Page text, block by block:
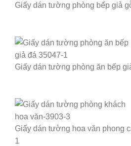
Giấy dán tường phòng bếp giả
Giấy dán tường phòng ăn bếp
Giấy dán tường hoa văn phong
1